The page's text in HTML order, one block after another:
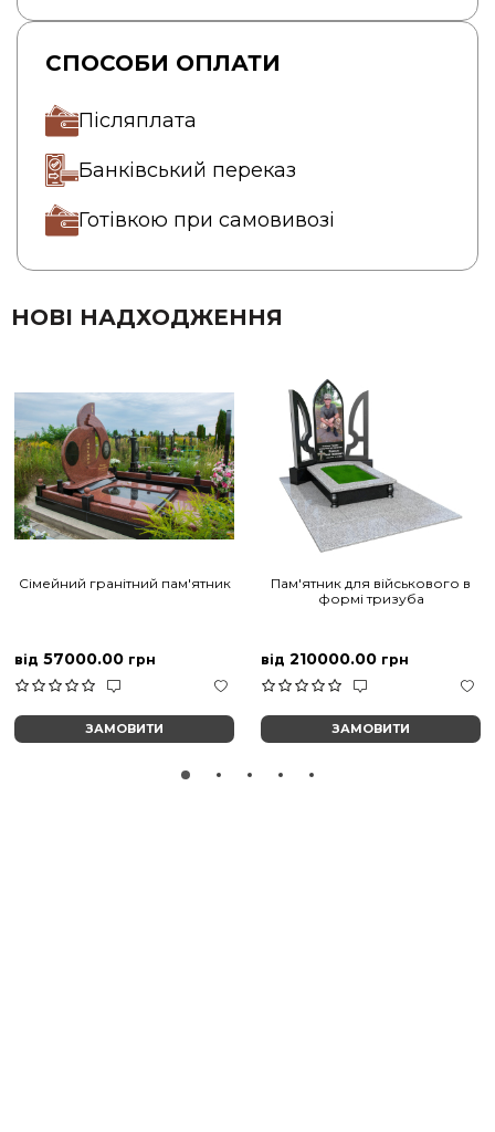
СПОСОБИ ОПЛАТИ
Післяплата
Банківський переказ
Готівкою при самовивозі
НОВІ НАДХОДЖЕННЯ
Сімейний гранітний пам'ятник
від 57000.00 грн
ЗАМОВИТИ
Пам'ятник для військового в
формі тризуба
від 210000.00 грн
ЗАМОВИТИ